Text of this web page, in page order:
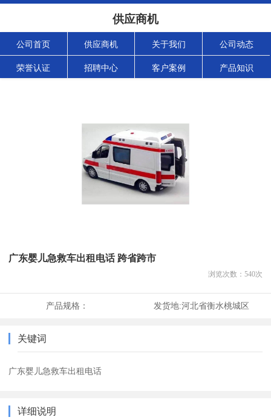
供应商机
公司首页 供应商机 关于我们 公司动态
荣誉认证 招聘中心 客户案例 产品知识
广东婴儿急救车出租电话 跨省跨市
浏览次数： 540次
产品规格： 发货地:河北省衡水桃城区
关键词
广东婴儿急救车出租电话
详细说明